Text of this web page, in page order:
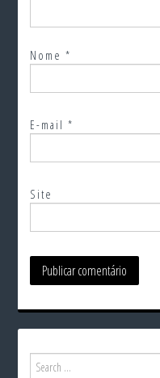
Nome*
E-mail*
Site